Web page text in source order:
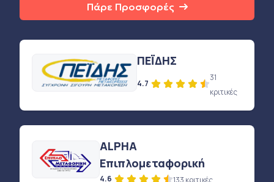
Πάρε Προσφορές
ΠΕΪΔΗΣ
4.7
31
κριτικές
ALPHA
Επιπλομεταφορική
4.6 133 κριτικές